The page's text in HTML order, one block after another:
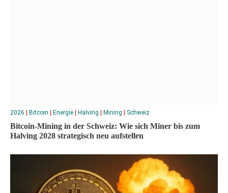
2026 | Bitcoin | Energie | Halving | Mining | Schweiz
Bitcoin-Mining in der Schweiz: Wie sich Miner bis zum
Halving 2028 strategisch neu aufstellen